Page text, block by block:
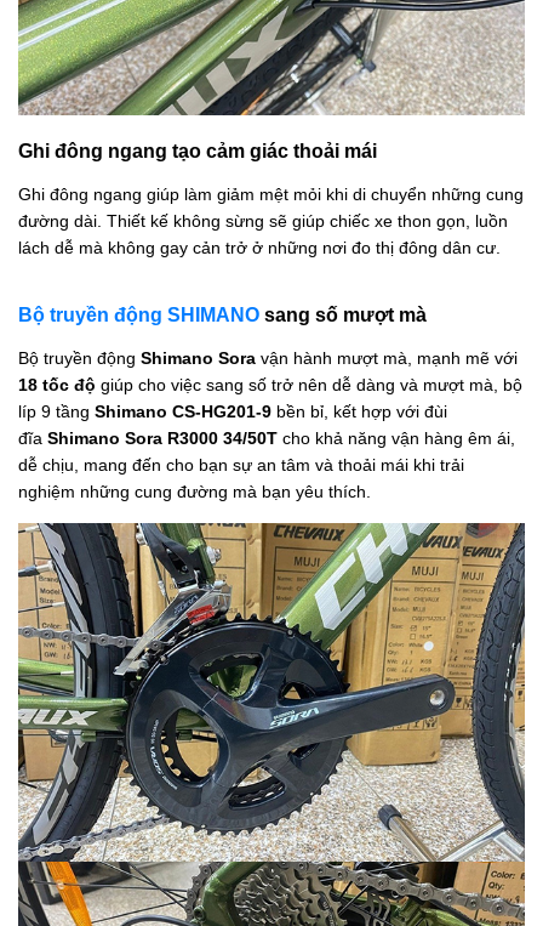
Ghi đông ngang tạo cảm giác thoải mái
Ghi đông ngang giúp làm giảm mệt mỏi khi di chuyển những cung
đường dài. Thiết kế không sừng sẽ giúp chiếc xe thon gọn, luồn
lách dễ mà không gay cản trở ở những nơi đo thị đông dân cư.
Bộ truyền động SHIMANO sang số mượt mà
Bộ truyền động Shimano Sora vận hành mượt mà, mạnh mẽ với
18 tốc độ giúp cho việc sang số trở nên dễ dàng và mượt mà, bộ
líp 9 tầng Shimano CS-HG201-9 bền bỉ, kết hợp với đùi
đĩa Shimano Sora R3000 34/50T cho khả năng vận hàng êm ái,
dễ chịu, mang đến cho bạn sự an tâm và thoải mái khi trải
nghiệm những cung đường mà bạn yêu thích.